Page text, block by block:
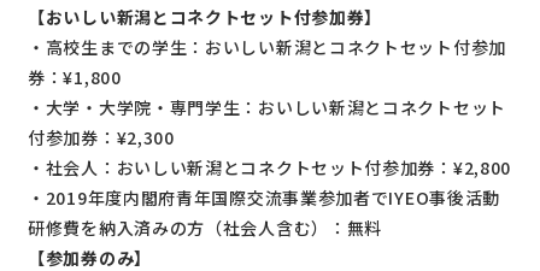
【おいしい新潟とコネクトセット付参加券】
・高校生までの学生：おいしい新潟とコネクトセット付参加
券：¥1,800
・大学・大学院・専門学生：おいしい新潟とコネクトセット
付参加券：¥2,300
・社会人：おいしい新潟とコネクトセット付参加券：¥2,800
・2019年度内閣府青年国際交流事業参加者でIYEO事後活動
研修費を納入済みの方（社会人含む）：無料
【参加券のみ】